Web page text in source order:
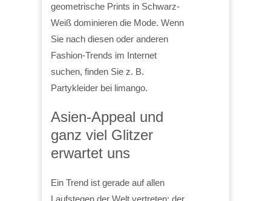
geometrische Prints in Schwarz-
Weiß dominieren die Mode. Wenn
Sie nach diesen oder anderen
Fashion-Trends im Internet
suchen, finden Sie z. B.
Partykleider bei limango.
Asien-Appeal und
ganz viel Glitzer
erwartet uns
Ein Trend ist gerade auf allen
Laufstegen der Welt vertreten: der